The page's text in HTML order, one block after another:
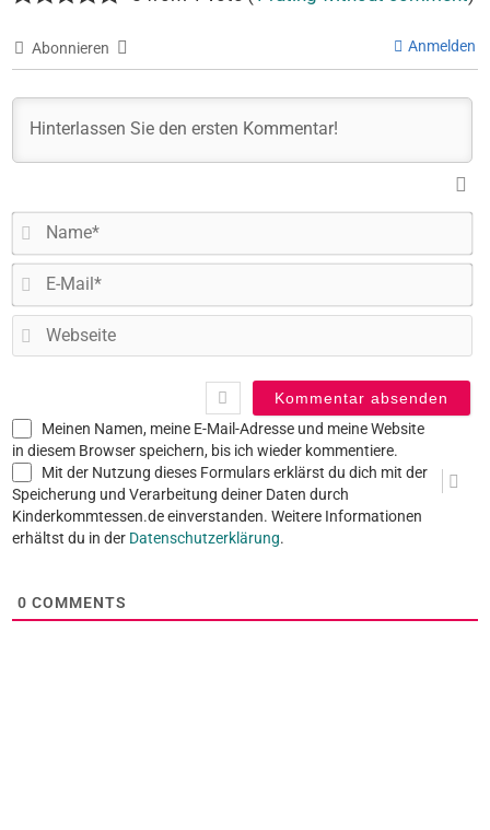
Abonnieren Anmelden
E-
Meinen Namen, meine E-Mail-Adresse und meine Website
in diesem Browser speichern, bis ich wieder kommentiere.
Mit der Nutzung dieses Formulars erklärst du dich mit der
Speicherung und Verarbeitung deiner Daten durch
Kinderkommtessen.de einverstanden. Weitere Informationen
erhältst du in der Datenschutzerklärung.
0 COMMENTS